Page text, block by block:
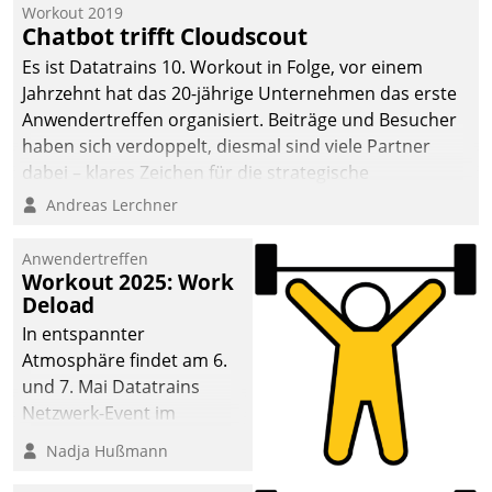
Workout 2019
Chatbot trifft Cloudscout
Es ist Datatrains 10. Workout in Folge, vor einem
Jahrzehnt hat das 20-jährige Unternehmen das erste
Anwendertreffen organisiert. Beiträge und Besucher
haben sich verdoppelt, diesmal sind viele Partner
dabei – klares Zeichen für die strategische
Fokussierung auf den Kunden.
Andreas Lerchner
Anwendertreffen
Workout 2025: Work
Deload
In entspannter
Atmosphäre findet am 6.
und 7. Mai Datatrains
Netzwerk-Event im
Kunden- und Partnerkreis
statt. Zentrale Frage: Wie
Nadja Hußmann